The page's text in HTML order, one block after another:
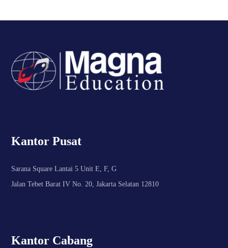
Kantor Pusat
Sarana Square Lantai 5 Unit E, F, G
Jalan Tebet Barat IV No. 20, Jakarta Selatan 12810
Kantor Cabang